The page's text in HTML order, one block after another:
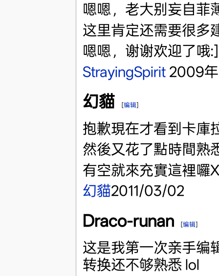
嗯嗯，老大别妄自菲
这里肯定还需要很多
嗯嗯，谢谢欢迎了哦:]
StrayingSpirit2009年
幻貓 [编辑]
抱歉現在才看到卡庫
然後又花了點時間熟
有空就來充實這裡囉
幻貓2011/03/02
Draco-runan [编辑]
这是我第一次亲手编
转换还不够熟悉 lol